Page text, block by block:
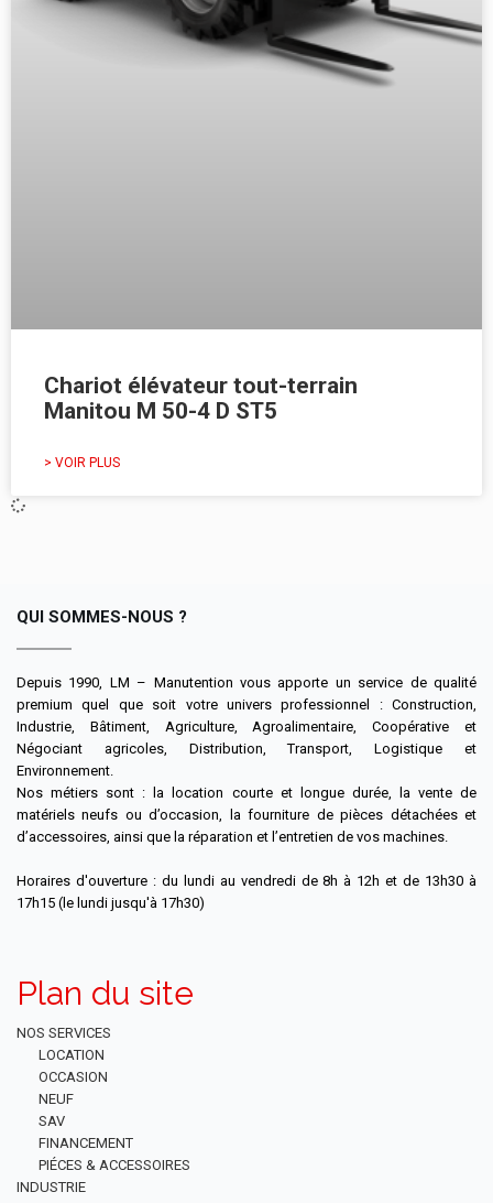
Chariot élévateur tout-terrain
Manitou M 50-4 D ST5
> VOIR PLUS
QUI SOMMES-NOUS ?
Depuis 1990, LM – Manutention vous apporte un service de qualité
premium quel que soit votre univers professionnel : Construction,
Industrie, Bâtiment, Agriculture, Agroalimentaire, Coopérative et
Négociant agricoles, Distribution, Transport, Logistique et
Environnement.
Nos métiers sont : la location courte et longue durée, la vente de
matériels neufs ou d’occasion, la fourniture de pièces détachées et
d’accessoires, ainsi que la réparation et l’entretien de vos machines.
Horaires d'ouverture : du lundi au vendredi de 8h à 12h et de 13h30 à
17h15 (le lundi jusqu'à 17h30)
Plan du site
NOS SERVICES
LOCATION
OCCASION
NEUF
SAV
FINANCEMENT
PIÉCES & ACCESSOIRES
INDUSTRIE